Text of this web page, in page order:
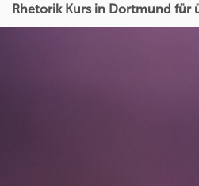
Rhetorik Kurs in Dortmund für